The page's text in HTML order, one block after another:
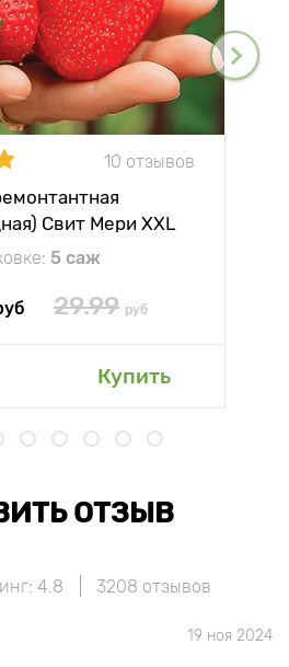
10 отзывов
Свит Мери XXL
5 саж
29.99 руб
Купить
ОТЗЫВ
4.8 3208 отзывов
19 ноя 2024